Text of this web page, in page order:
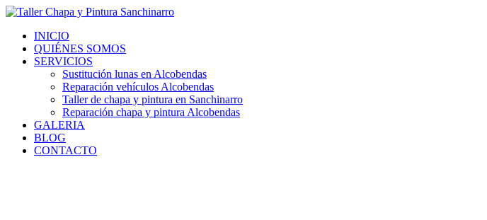
Ir
contenidoINICIO
QUIÉNES SOMOS
SERVICIOS
Sustitución lunas en Alcobendas
Reparación vehículos Alcobendas
Taller de chapa y pintura en Sanchinarro
Reparación chapa y pintura Alcobendas
GALERIA
BLOG
CONTACTO